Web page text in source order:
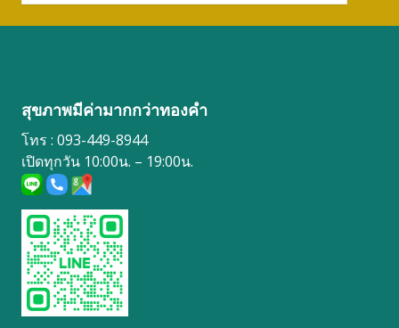
สุขภาพมีค่ามากกว่าทองคำ
โทร : 093-449-8944
เปิดทุกวัน 10:00น. – 19:00น.